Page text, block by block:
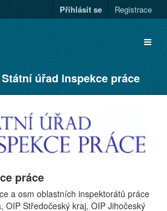
Přihlásit se Registrace
Státní úřad inspekce práce
práce
a osm oblastních inspektorátů práce
OIP Středočeský kraj, OIP Jihočeský